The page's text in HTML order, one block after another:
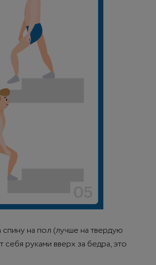
на пол (лучше на твердую
руками вверх за бедра, это